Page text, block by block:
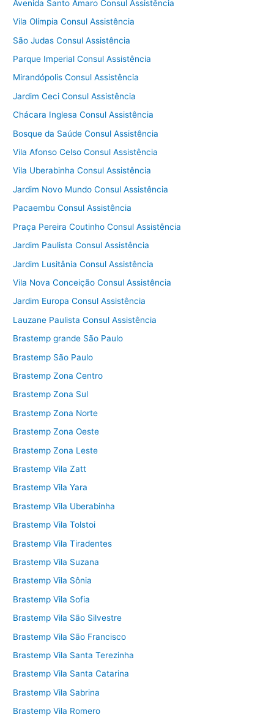
Avenida Santo Amaro Consul Assistência
Vila Olímpia Consul Assistência
São Judas Consul Assistência
Parque Imperial Consul Assistência
Mirandópolis Consul Assistência
Jardim Ceci Consul Assistência
Chácara Inglesa Consul Assistência
Bosque da Saúde Consul Assistência
Vila Afonso Celso Consul Assistência
Vila Uberabinha Consul Assistência
Jardim Novo Mundo Consul Assistência
Pacaembu Consul Assistência
Praça Pereira Coutinho Consul Assistência
Jardim Paulista Consul Assistência
Jardim Lusitânia Consul Assistência
Vila Nova Conceição Consul Assistência
Jardim Europa Consul Assistência
Lauzane Paulista Consul Assistência
Brastemp grande São Paulo
Brastemp São Paulo
Brastemp Zona Centro
Brastemp Zona Sul
Brastemp Zona Norte
Brastemp Zona Oeste
Brastemp Zona Leste
Brastemp Vila Zatt
Brastemp Vila Yara
Brastemp Vila Uberabinha
Brastemp Vila Tolstoi
Brastemp Vila Tiradentes
Brastemp Vila Suzana
Brastemp Vila Sônia
Brastemp Vila Sofia
Brastemp Vila São Silvestre
Brastemp Vila São Francisco
Brastemp Vila Santa Terezinha
Brastemp Vila Santa Catarina
Brastemp Vila Sabrina
Brastemp Vila Romero